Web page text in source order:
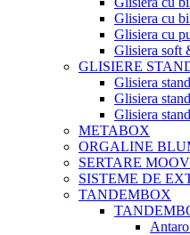
Glisiera cu
Glisiera cu
Glisiera soft
GLISIERE
Glisiera
Glisiera
Glisiera
METABOX
ORGALINE
SERTARE
SISTEME DE
TANDEMBOX